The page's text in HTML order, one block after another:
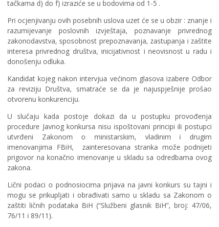
tačkama d) do f) izraziće se u bodovima od 1-5 .
Pri ocjenjivanju ovih posebnih uslova uzet će se u obzir : znanje i
razumijevanje poslovnih izvještaja, poznavanje privrednog
zakonodavstva, sposobnost prepoznavanja, zastupanja i zaštite
interesa privrednog društva, inicijativnost i neovisnost u radu i
donošenju odluka.
Kandidat kojeg nakon intervjua većinom glasova izabere Odbor
za reviziju Društva, smatraće se da je najuspješnije prošao
otvorenu konkurenciju.
U slučaju kada postoje dokazi da u postupku provođenja
procedure Javnog konkursa nisu ispoštovani principi ili postupci
utvrđeni Zakonom o ministarskim, vladinim i drugim
imenovanjima FBiH, zainteresovana stranka može podnijeti
prigovor na konačno imenovanje u skladu sa odredbama ovog
zakona.
Lični podaci o podnosiocima prijava na javni konkurs su tajni i
mogu se prikupljati i obrađivati samo u skladu sa Zakonom o
zaštiti ličnih podataka BiH (“Službeni glasnik BiH”, broj: 47/06,
76/11 i 89/11).